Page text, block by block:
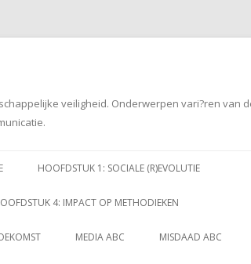
veiligheid. Onderwerpen vari?ren van
HOOFDSTUK 1: SOCIALE (R)EVOLUTIE
4: IMPACT OP METHODIEKEN
MEDIA ABC MISDAAD ABC